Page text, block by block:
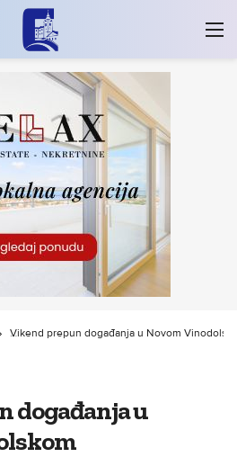
Vikend prepun događanja u Novom
događanja u